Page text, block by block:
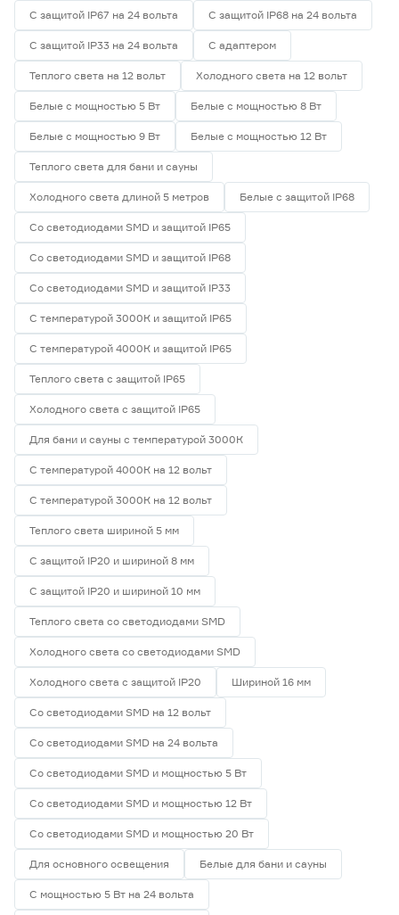
Гарантия
1 год
3 года
С защитой IP67 на 24 вольта С защитой IP68 на 24 вольта
С защитой IP33 на 24 вольта С адаптером
Теплого света на 12 вольт Холодного света на 12 вольт
Белые с мощностью 5 Вт Белые с мощностью 8 Вт
Белые с мощностью 9 Вт Белые с мощностью 12 Вт
Теплого света для бани и сауны
Холодного света длиной 5 метров Белые с защитой IP68
Со светодиодами SMD и защитой IP65
Со светодиодами SMD и защитой IP68
Со светодиодами SMD и защитой IP33
С температурой 3000К и защитой IP65
С температурой 4000К и защитой IP65
Теплого света с защитой IP65
Холодного света с защитой IP65
Для бани и сауны с температурой 3000К
С температурой 4000К на 12 вольт
С температурой 3000К на 12 вольт
Теплого света шириной 5 мм
С защитой IP20 и шириной 8 мм
С защитой IP20 и шириной 10 мм
Теплого света со светодиодами SMD
Холодного света со светодиодами SMD
Холодного света с защитой IP20 Шириной 16 мм
Со светодиодами SMD на 12 вольт
Со светодиодами SMD на 24 вольта
Со светодиодами SMD и мощностью 5 Вт
Со светодиодами SMD и мощностью 12 Вт
Со светодиодами SMD и мощностью 20 Вт
Для основного освещения Белые для бани и сауны
С мощностью 5 Вт на 24 вольта